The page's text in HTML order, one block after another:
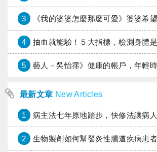
3 《我的婆婆怎麼那麼可愛》婆婆希望媳婦放棄領取已故兒子身故
4 抽血就能驗！５大指標，檢測身體
5 藝人－吳怡霈》健康的帳戶，年輕
最新文章 New Articles
1 病主法七年原地踏步，快修法讓病
2 生物製劑如何幫發炎性腸道疾病患者抗潰瘍？治療進展與